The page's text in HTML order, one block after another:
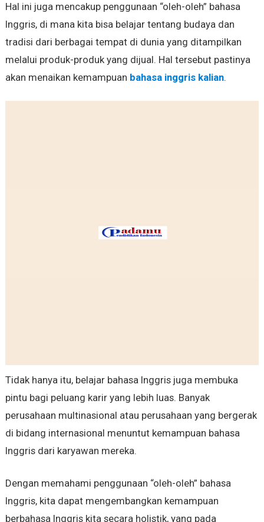
Hal ini juga mencakup penggunaan “oleh-oleh” bahasa
Inggris, di mana kita bisa belajar tentang budaya dan
tradisi dari berbagai tempat di dunia yang ditampilkan
melalui produk-produk yang dijual. Hal tersebut pastinya
akan menaikan kemampuan bahasa inggris kalian.
Tidak hanya itu, belajar bahasa Inggris juga membuka
pintu bagi peluang karir yang lebih luas. Banyak
perusahaan multinasional atau perusahaan yang bergerak
di bidang internasional menuntut kemampuan bahasa
Inggris dari karyawan mereka.
Dengan memahami penggunaan “oleh-oleh” bahasa
Inggris, kita dapat mengembangkan kemampuan
berbahasa Inggris kita secara holistik, yang pada